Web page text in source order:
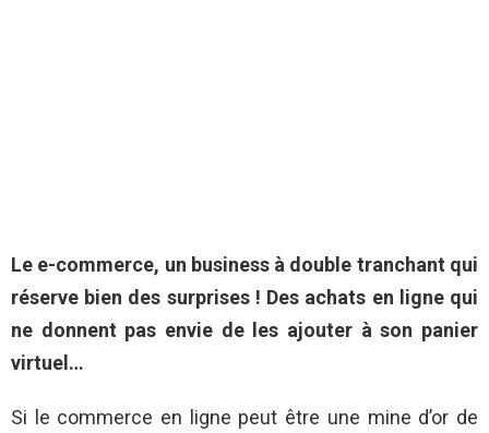
Le e-commerce, un business à double tranchant qui
réserve bien des surprises ! Des achats en ligne qui
ne donnent pas envie de les ajouter à son panier
virtuel…
Si le commerce en ligne peut être une mine d’or de